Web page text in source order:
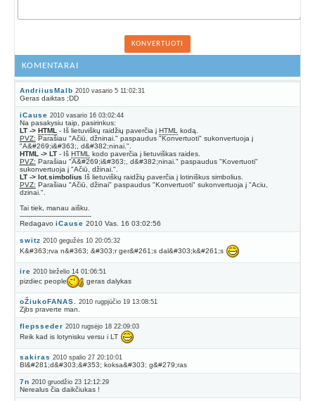
KOMENTARAI
AndriiusMalb 2010 vasario 5 11:02:31
Geras daiktas ;DD
iCause 2010 vasario 16 03:02:44
Na pasakysiu taip, pasirinkus:
LT -> HTML - Iš lietuviškų raidžių paverčia į HTML
kodą.
PVZ: Parašiau "Ačiū, džninai." paspaudus "Konvertuoti" sukonvertuoja į
"A&#269;i&#363;, d&#382;ninai.".
HTML -> LT- Iš HTML
kodo paverčia į lietuviškas raides.
PVZ: Parašiau "A&#269;i&#363;, d&#382;ninai." paspaudus "Kovertuoti"
sukonvertuoja į "Ačiū, džinai.".
LT -> lot.simbolius Iš lietuviškų raidžių paverčia į lotiniškus simbolius.
PVZ: Parašiau "Ačiū, džinai" paspaudus "Konvertuoti" sukonvertuoja į "Aciu,
dzinai.".
Tai tiek, manau aišku.
----------------------------------
Redagavo iCause 2010 Vas. 16 03:02:56
switz 2010 gegužės 10 20:05:32
K&#363;rva n&#363; &#303;r ger&#261;s dal&#303;k&#261;s
ire 2010 birželio 14 01:06:51
pizdiec people geras dalykas
oŽiukoFANAS. 2010 rugpjūčio 19 13:08:51
Zjbs praverte man.
flepsseder 2010 rugsėjo 18 22:09:03
Reik kad is lotynisku versu i LT
sakiras 2010 spalio 27 20:10:01
Bl&#281;d&#303;&#353; koksa&#303; g&#279;ras
7n 2010 gruodžio 23 12:12:29
Nerealus čia daikčiukas !